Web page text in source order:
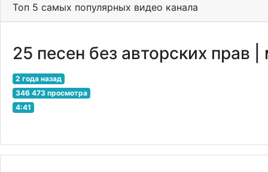
Топ 5 самых популярных видео канала
25 песен без авторских
2 года назад
346 473 просмотра
4:41